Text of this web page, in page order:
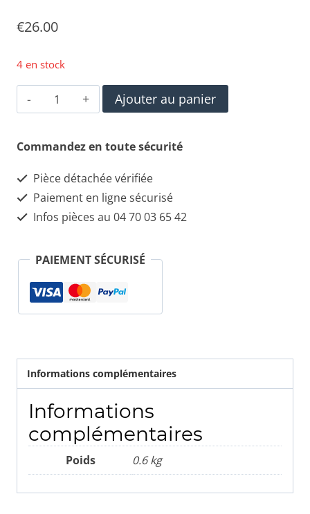
€26.00
4 en stock
quantité
de
Rondelles
M8
pour
cardans
147/156/166/GT
et
V6
de3)
Ajouter au panier
Commandez en toute sécurité
Pièce détachée vérifiée
Paiement en ligne sécurisé
Infos pièces au 04 70 03 65 42
PAIEMENT SÉCURISÉ
Informations complémentaires
Informations
complémentaires
Poids 0.6 kg